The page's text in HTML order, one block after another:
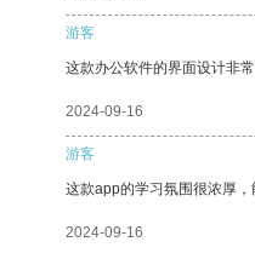
游客
这款办公软件的界面设计非
2024-09-16
游客
这款app的学习氛围很浓厚，
2024-09-16